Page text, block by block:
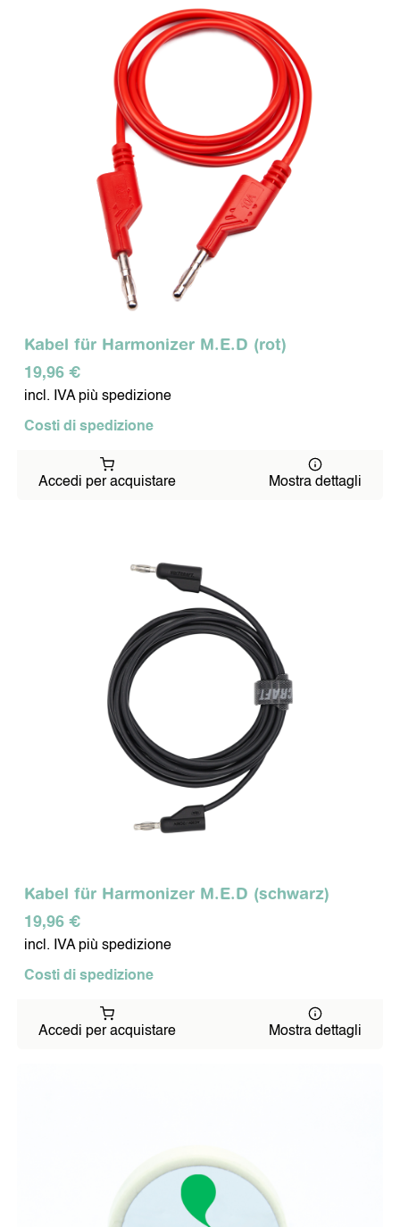
Kabel für Harmonizer M.E.D (rot)
19,96 €
incl. IVA più spedizione
Costi di spedizione
Accedi per acquistare Mostra dettagli
Kabel für Harmonizer M.E.D (schwarz)
19,96 €
incl. IVA più spedizione
Costi di spedizione
Accedi per acquistare Mostra dettagli